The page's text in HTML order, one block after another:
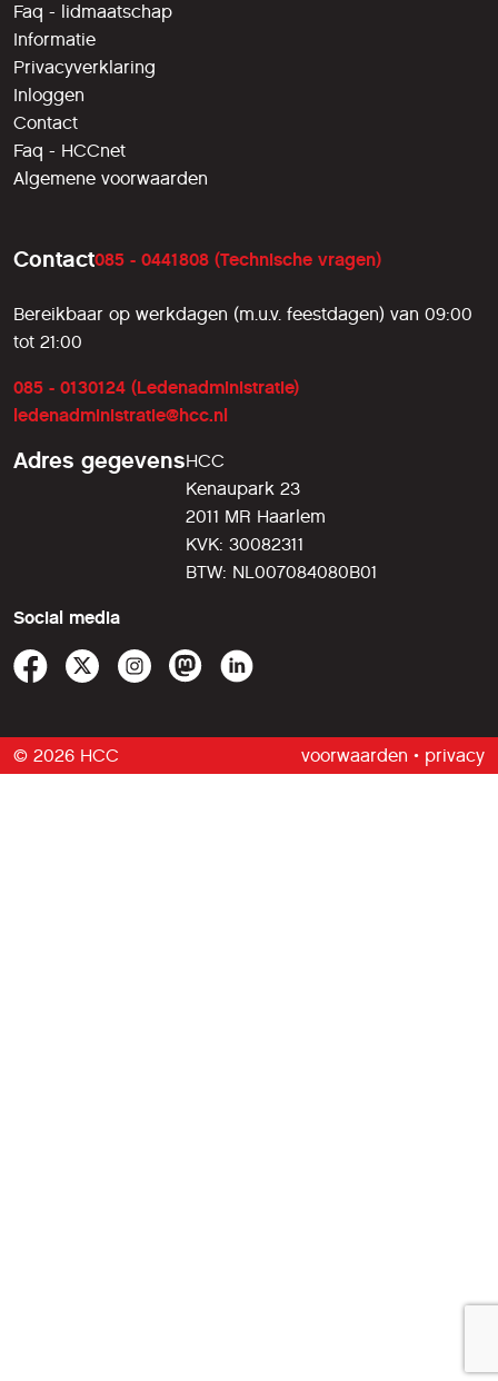
Faq - lidmaatschap
Informatie
Privacyverklaring
Inloggen
Contact
Faq - HCCnet
Algemene voorwaarden
Contact085 - 0441808 (Technische vragen)
Bereikbaar op werkdagen (m.u.v. feestdagen) van 09:00
tot 21:00
085 - 0130124 (Ledenadministratie)
ledenadministratie@hcc.nl
Adres gegevensHCC
Kenaupark 23
2011 MR Haarlem
KVK: 30082311
BTW: NL007084080B01
Social media
© 2026 HCC voorwaarden • privacy